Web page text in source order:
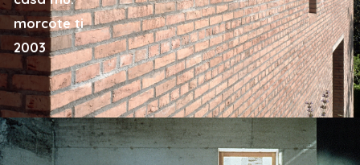
morcote ti
2003